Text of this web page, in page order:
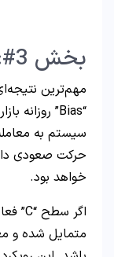
بخش 3#: تشخیص Bias روز
سیستم به
حرکت صعودی
خواهد بود.
متمایل شده و